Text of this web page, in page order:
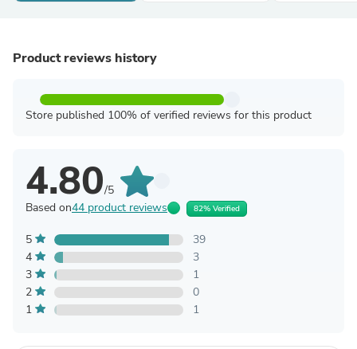
Product reviews history
Store published 100% of verified reviews for this product
4.80/5
Based on44 product reviews 82% Verified
5
39
4
3
3
1
2
0
1
1